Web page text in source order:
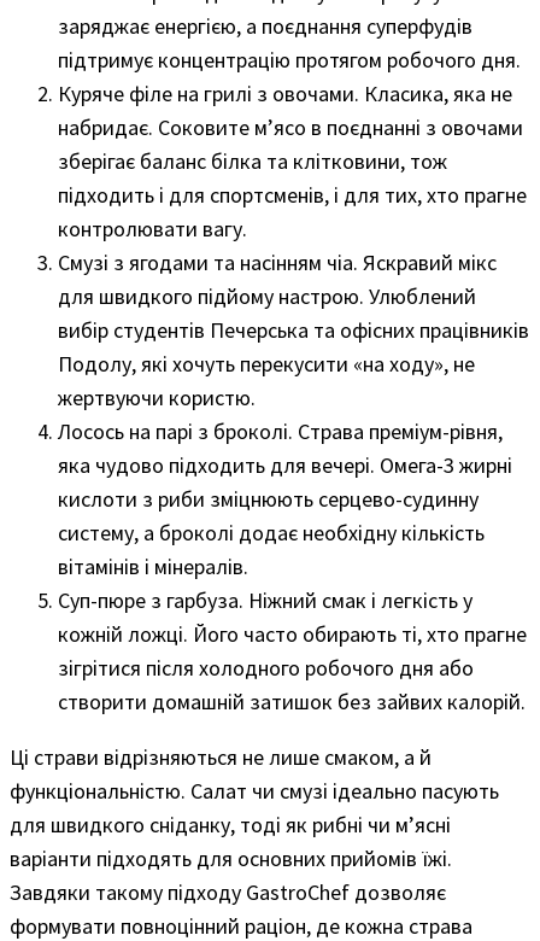
заряджає енергією, а поєднання суперфудів
підтримує концентрацію протягом робочого дня.
Куряче філе на грилі з овочами. Класика, яка не
набридає. Соковите м’ясо в поєднанні з овочами
зберігає баланс білка та клітковини, тож
підходить і для спортсменів, і для тих, хто прагне
контролювати вагу.
Смузі з ягодами та насінням чіа. Яскравий мікс
для швидкого підйому настрою. Улюблений
вибір студентів Печерська та офісних працівників
Подолу, які хочуть перекусити «на ходу», не
жертвуючи користю.
Лосось на парі з броколі. Страва преміум-рівня,
яка чудово підходить для вечері. Омега-3 жирні
кислоти з риби зміцнюють серцево-судинну
систему, а броколі додає необхідну кількість
вітамінів і мінералів.
Суп-пюре з гарбуза. Ніжний смак і легкість у
кожній ложці. Його часто обирають ті, хто прагне
зігрітися після холодного робочого дня або
створити домашній затишок без зайвих калорій.
Ці страви відрізняються не лише смаком, а й
функціональністю. Салат чи смузі ідеально пасують
для швидкого сніданку, тоді як рибні чи м’ясні
варіанти підходять для основних прийомів їжі.
Завдяки такому підходу GastroChef дозволяє
формувати повноцінний раціон, де кожна страва